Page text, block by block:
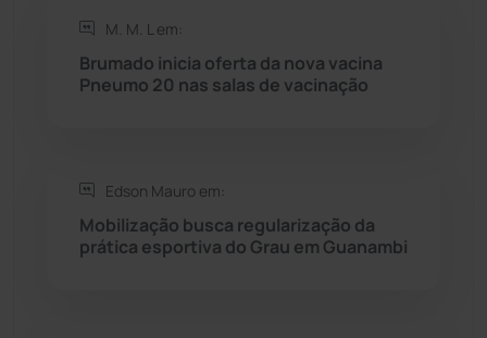
Rio do Pires
Sebastião Laranjeiras
M. M. L em:
Brumado inicia oferta da nova vacina
Pneumo 20 nas salas de vacinação
Edson Mauro em:
Mobilização busca regularização da
prática esportiva do Grau em Guanambi